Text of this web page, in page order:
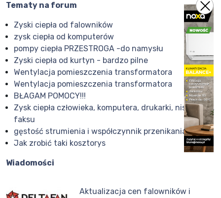
Tematy na forum
Zyski ciepła od falowników
zysk ciepła od komputerów
pompy ciepła PRZESTROGA -do namysłu
Zyski ciepła od kurtyn - bardzo pilne
Wentylacja pomieszczenia transformatora
Wentylacja pomieszczenia transformatora
BŁAGAM POMOCY!!!
Zysk ciepła człowieka, komputera, drukarki, niszczarki,
faksu
gęstość strumienia i współczynnik przenikania
Jak zrobić taki kosztorys
Wiadomości
Aktualizacja cen falowników i